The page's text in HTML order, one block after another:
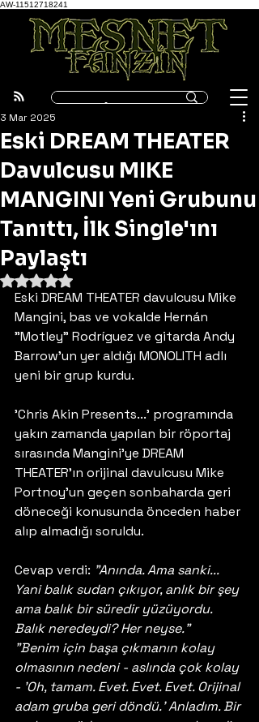
AW-11512718241
Eski DREAM THEATER
Davulcusu MIKE
MANGINI Yeni Grubunu
Tanıttı, İlk Single'ını
Paylaştı
3 Mar 2025
5 üzerinden NaN yıldız
Eski DREAM THEATER davulcusu Mike
Mangini, bas ve vokalde Hernán
"Motley" Rodríguez ve gitarda Andy
Barrow'un yer aldığı MONOLITH adlı
yeni bir grup kurdu.
'Chris Akin Presents...' programında
yakın zamanda yapılan bir röportaj
sırasında Mangini'ye DREAM
THEATER'ın orijinal davulcusu Mike
Portnoy'un geçen sonbaharda geri
döneceği konusunda önceden haber
alıp almadığı soruldu.
Cevap verdi: "Anında. Ama sanki...
Yani balık sudan çıkıyor, anlık bir şey
ama balık bir süredir yüzüyordu.
Balık neredeydi? Her neyse."
"Benim için başa çıkmanın kolay
olmasının nedeni - aslında çok kolay
- 'Oh, tamam. Evet. Evet. Evet. Orijinal
adam gruba geri döndü.' Anladım. Bir